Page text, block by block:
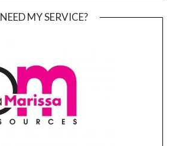
NEED MY SERVICE?